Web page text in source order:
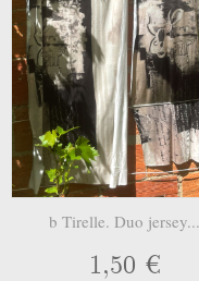
b Tirelle. Duo jersey...
1,50 €